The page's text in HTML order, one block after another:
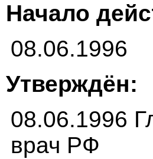
Начало
08.06.1996
Утверждён:
08.06.1996
врач РФ